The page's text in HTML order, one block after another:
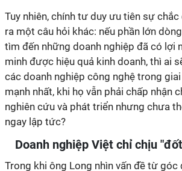
Tuy nhiên, chính tư duy ưu tiên sự
ra một câu hỏi khác: nếu phần lớn
tìm đến những doanh nghiệp đã có lợi
minh được hiệu quả kinh doanh, thì ai
các doanh nghiệp công nghệ trong
mạnh nhất, khi họ vẫn phải chấp nhận
nghiên cứu và phát triển nhưng chưa
ngay lập tức?
Doanh nghiệp Việt chỉ chịu
Trong khi ông Long nhìn vấn đề từ góc